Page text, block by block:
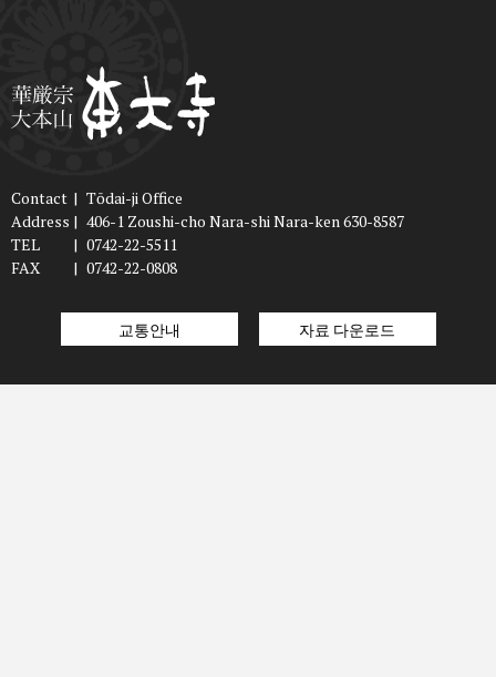
Contact | Tōdai-ji Office
Address | 406-1 Zoushi-cho Nara-shi Nara-ken 630-8587
TEL
| 0742-22-5511
FAX
| 0742-22-0808
교통안내 자료 다운로드